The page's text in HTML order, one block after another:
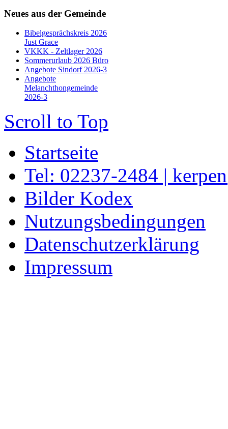
Neues aus der Gemeinde
Bibelgesprächskreis 2026
Just Grace
VKKK - Zeltlager 2026
Sommerurlaub 2026 Büro
Angebote Sindorf 2026-3
Angebote
Melanchthongemeinde
2026-3
Scroll to Top
Startseite
Tel: 02237-2484 |
Bilder Kodex
Nutzungsbedingungen
Datenschutzerklärung
Impressum